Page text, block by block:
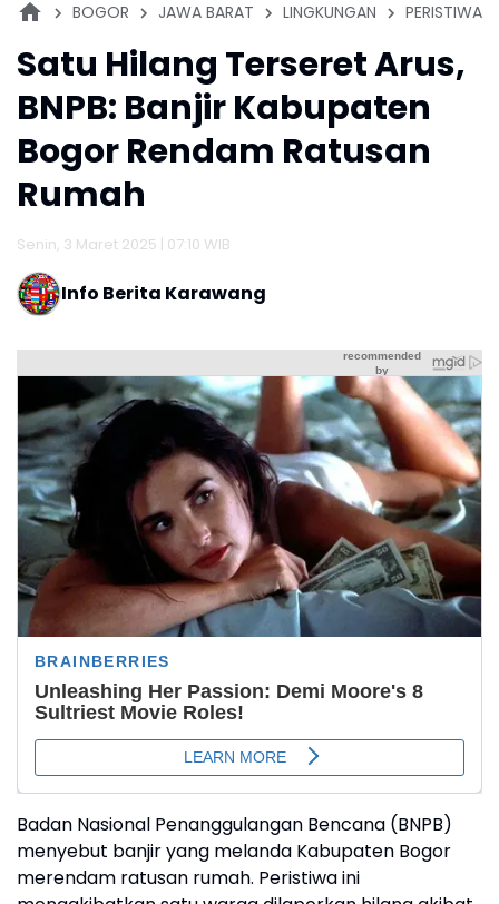
BOGOR JAWA BARAT LINGKUNGAN PERISTIWA
Satu Hilang Terseret Arus,
BNPB: Banjir Kabupaten
Bogor Rendam Ratusan
Rumah
Senin, 3 Maret 2025 | 07:10 WIB
Info Berita Karawang
Badan Nasional Penanggulangan Bencana (BNPB)
menyebut banjir yang melanda Kabupaten Bogor
merendam ratusan rumah. Peristiwa ini